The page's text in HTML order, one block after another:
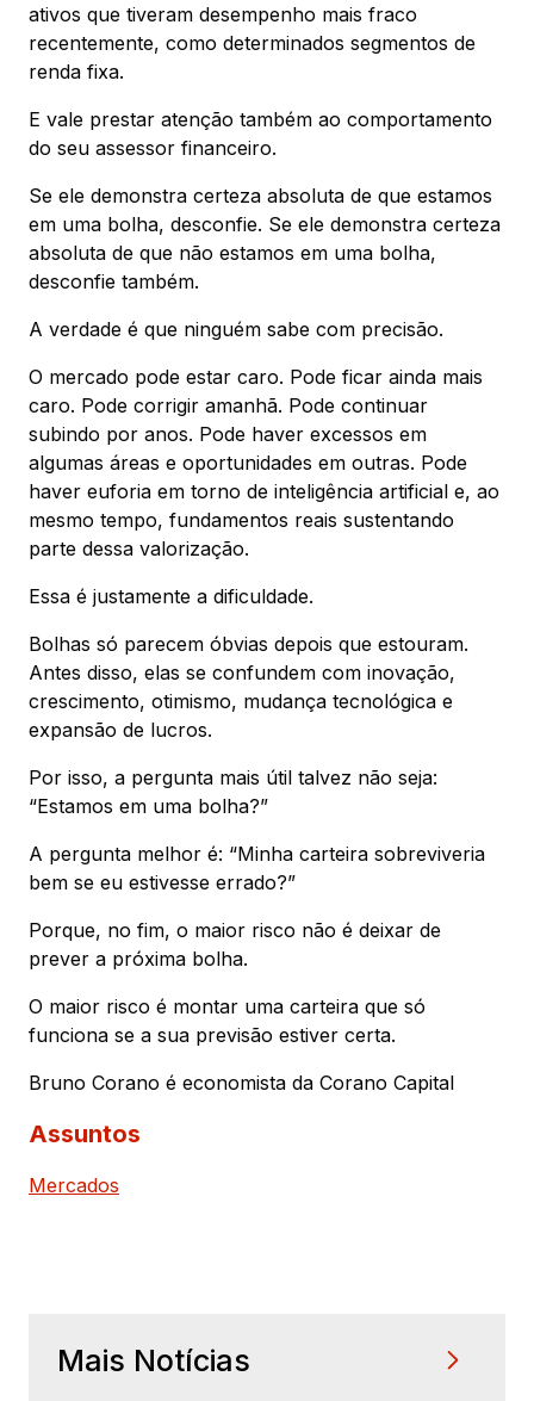
ativos que tiveram desempenho mais fraco
recentemente, como determinados segmentos de
renda fixa.
E vale prestar atenção também ao comportamento
do seu assessor financeiro.
Se ele demonstra certeza absoluta de que estamos
em uma bolha, desconfie. Se ele demonstra certeza
absoluta de que não estamos em uma bolha,
desconfie também.
A verdade é que ninguém sabe com precisão.
O mercado pode estar caro. Pode ficar ainda mais
caro. Pode corrigir amanhã. Pode continuar
subindo por anos. Pode haver excessos em
algumas áreas e oportunidades em outras. Pode
haver euforia em torno de inteligência artificial e, ao
mesmo tempo, fundamentos reais sustentando
parte dessa valorização.
Essa é justamente a dificuldade.
Bolhas só parecem óbvias depois que estouram.
Antes disso, elas se confundem com inovação,
crescimento, otimismo, mudança tecnológica e
expansão de lucros.
Por isso, a pergunta mais útil talvez não seja:
“Estamos em uma bolha?”
A pergunta melhor é: “Minha carteira sobreviveria
bem se eu estivesse errado?”
Porque, no fim, o maior risco não é deixar de
prever a próxima bolha.
O maior risco é montar uma carteira que só
funciona se a sua previsão estiver certa.
Bruno Corano é economista da Corano Capital
Assuntos
Mercados
Mais Notícias